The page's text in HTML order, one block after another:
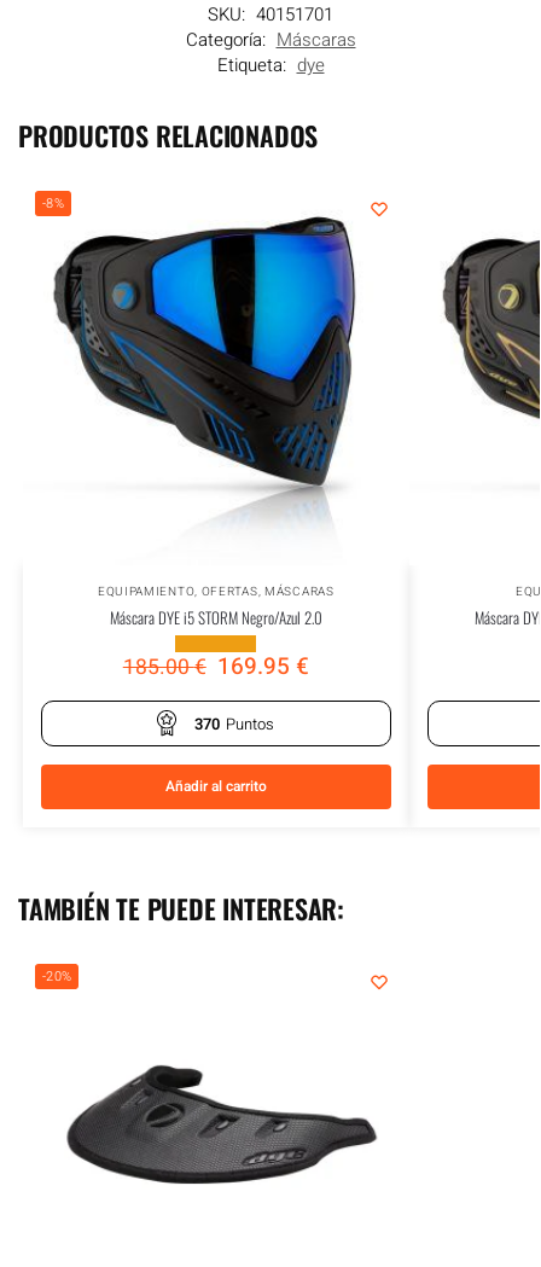
SKU: 40151701
Categoría: Máscaras
Etiqueta: dye
PRODUCTOS RELACIONADOS
-8%
EQUIPAMIENTO, OFERTAS, MÁSCARAS
Máscara DYE i5 STORM Negro/Azul 2.0
185.00€ 169.95 €
370 Puntos
Añadir al carrito
Máscara
TAMBIÉN TE PUEDE INTERESAR:
-20%